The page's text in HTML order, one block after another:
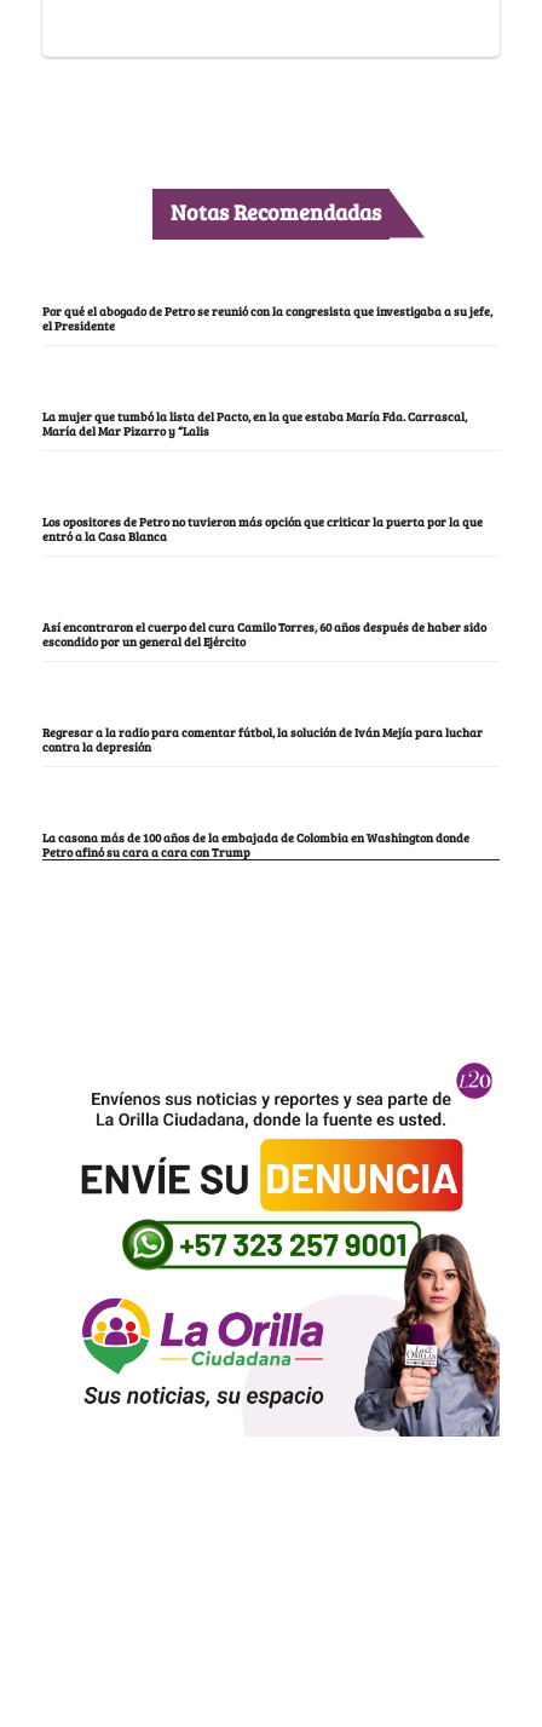
Notas Recomendadas
Por qué el abogado de Petro se reunió con la congresista que investigaba a su jefe,
el Presidente
La mujer que tumbó la lista del Pacto, en la que estaba María Fda. Carrascal,
María del Mar Pizarro y “Lalis
Los opositores de Petro no tuvieron más opción que criticar la puerta por la que
entró a la Casa Blanca
Así encontraron el cuerpo del cura Camilo Torres, 60 años después de haber sido
escondido por un general del Ejército
Regresar a la radio para comentar fútbol, la solución de Iván Mejía para luchar
contra la depresión
La casona más de 100 años de la embajada de Colombia en Washington donde
Petro afinó su cara a cara con Trump